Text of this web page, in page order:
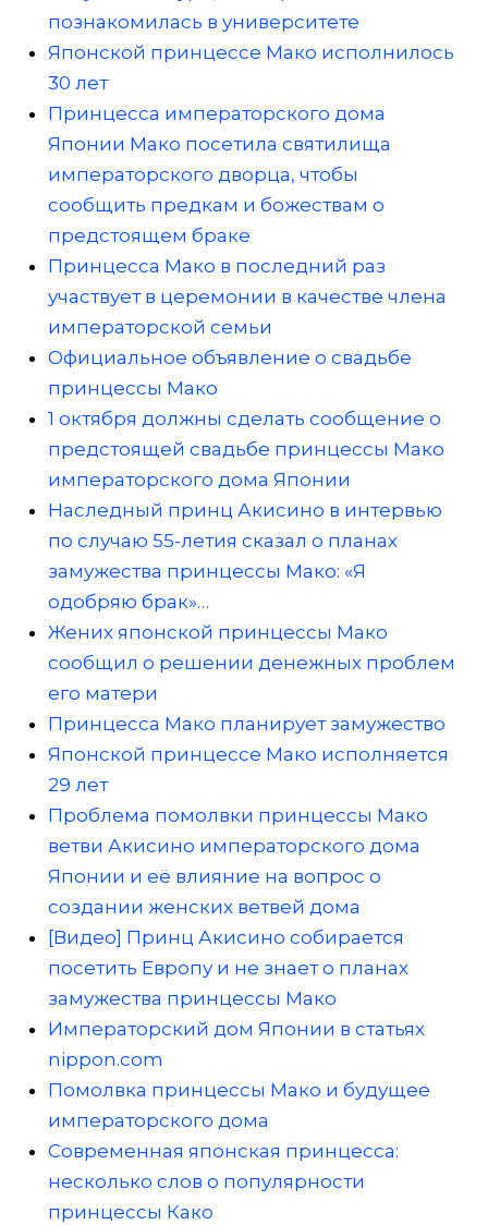
познакомилась в университете
Японской принцессе Мако исполнилось
30 лет
Принцесса императорского дома
Японии Мако посетила святилища
императорского дворца, чтобы
сообщить предкам и божествам о
предстоящем браке
Принцесса Мако в последний раз
участвует в церемонии в качестве члена
императорской семьи
Официальное объявление о свадьбе
принцессы Мако
1 октября должны сделать сообщение о
предстоящей свадьбе принцессы Мако
императорского дома Японии
Наследный принц Акисино в интервью
по случаю 55-летия сказал о планах
замужества принцессы Мако: «Я
одобряю брак»…
Жених японской принцессы Мако
сообщил о решении денежных проблем
его матери
Принцесса Мако планирует замужество
Японской принцессе Мако исполняется
29 лет
Проблема помолвки принцессы Мако
ветви Акисино императорского дома
Японии и её влияние на вопрос о
создании женских ветвей дома
[Видео] Принц Акисино собирается
посетить Европу и не знает о планах
замужества принцессы Мако
Императорский дом Японии в статьях
nippon.com
Помолвка принцессы Мако и будущее
императорского дома
Современная японская принцесса:
несколько слов о популярности
принцессы Како